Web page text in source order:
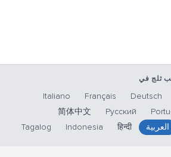
ثلج في
Deutsch
Français
Italiano
Русский
简体中文
العربية हिन्दी
Indonesia
Tagalog